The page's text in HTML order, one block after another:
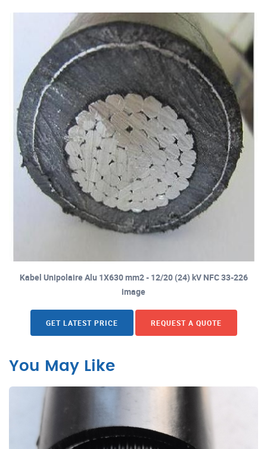
Kabel Unipolaire Alu 1X630 mm2 - 12/20 (24) kV NFC 33-226
image
GET LATEST PRICE REQUEST A QUOTE
You May Like